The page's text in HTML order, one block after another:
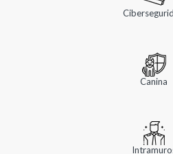
Canina